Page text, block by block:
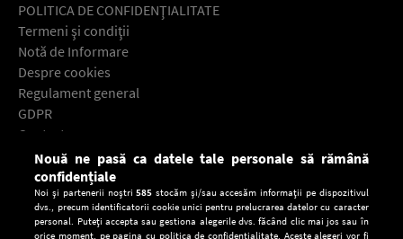
POLITICA DE CONFIDENŢIALITATE
Termeni şi condiţii
Notă de Informare
Despre cookies
Regulament general
GDPR
Contact
Descarcă gratuit aplicaţia Europa FM pentru smartphone:
Nouă ne pasă ca datele tale personale să rămână
confidențiale
Noi și partenerii noștri585 stocăm și/sau accesăm informații pe dispozitivul
dvs., precum identificatorii cookie unici pentru prelucrarea datelor cu caracter
personal. Puteți accepta sau gestiona alegerile dvs. făcând clic mai jos sau în
orice moment, pe pagina cu politica de confidențialitate. Aceste alegeri vor fi